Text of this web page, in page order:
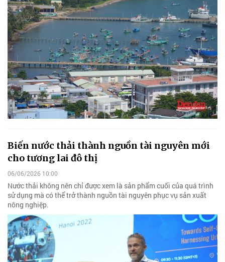
Biến nước thải thành nguồn tài nguyên mới
cho tương lai đô thị
06/06/2026 10:00
Nước thải không nên chỉ được xem là sản phẩm cuối của quá trình
sử dụng mà có thể trở thành nguồn tài nguyên phục vụ sản xuất
nông nghiệp.